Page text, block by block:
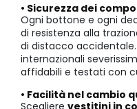
• Sicurezza dei
Ogni bottone e ogni
di resistenza alla
di distacco
internazionali
affidabili e testati con
• Facilità nel cambio